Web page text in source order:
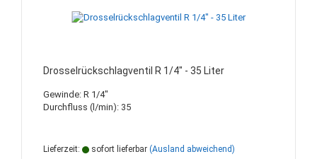
Drosselrückschlagventil R 1/4" - 35 Liter
Gewinde: R 1/4"
Durchfluss (l/min): 35
Lieferzeit: sofort lieferbar (Ausland abweichend)